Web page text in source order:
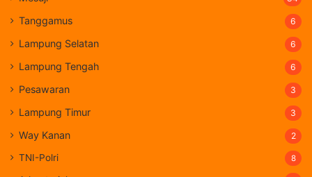
Tanggamus 6
Lampung Selatan 6
Lampung Tengah 6
Pesawaran 3
Lampung Timur 3
Way Kanan 2
TNI-Polri 8